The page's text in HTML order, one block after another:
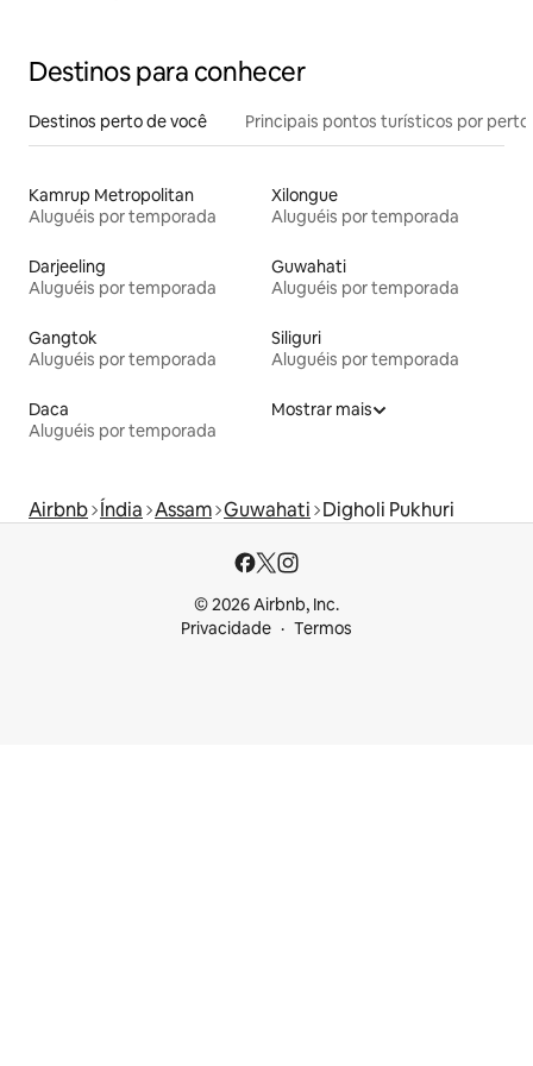
Destinos para conhecer
Destinos perto de você Principais pontos turísticos por perto
Kamrup Metropolitan
Aluguéis por temporada
Xilongue
Aluguéis por temporada
Darjeeling
Aluguéis por temporada
Guwahati
Aluguéis por temporada
Gangtok
Aluguéis por temporada
Siliguri
Aluguéis por temporada
Daca
Aluguéis por temporada
Mostrar mais
Airbnb Índia Assam Guwahati Digholi Pukhuri
© 2026 Airbnb, Inc.
Privacidade
Termos